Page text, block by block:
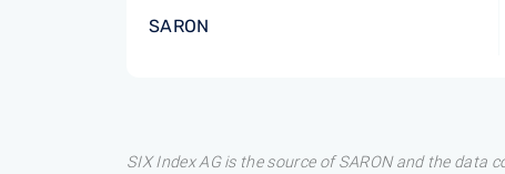
SARON
SIX Index AG is the source of SARON and the